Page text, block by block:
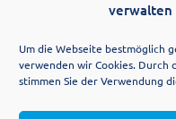
verwalten
Um die Webseite bestmöglich
verwenden wir Cookies.
stimmen Sie der Verwendung